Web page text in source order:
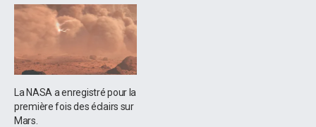
La NASA a enregistré pour la
première fois des éclairs sur
Mars.